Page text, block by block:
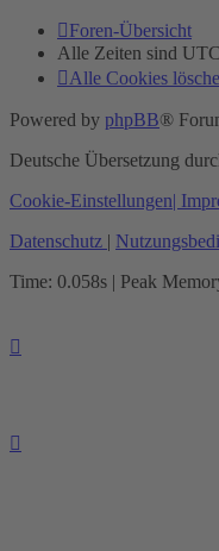
Foren-Übersicht
Alle Zeiten sind
Alle Cookies
Powered by phpBB®
Deutsche Übersetzung
Cookie-Einstellungen|
Datenschutz |
Time: 0.058s | Peak